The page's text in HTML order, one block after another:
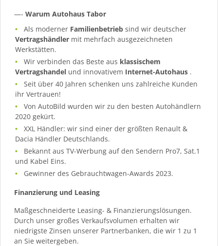
—- Warum Autohaus Tabor
Als moderner Familienbetrieb sind wir deutscher
Vertragshändler mit mehrfach ausgezeichneten
Werkstätten.
Wir verbinden das Beste aus klassischem
Vertragshandel und innovativem Internet-Autohaus .
Seit über 40 Jahren schenken uns zahlreiche Kunden
ihr Vertrauen!
Von AutoBild wurden wir zu den besten Autohändlern
2020 gekürt.
XXL Händler: wir sind einer der größten Renault &
Dacia Händler Deutschlands.
Bekannt aus TV-Werbung auf den Sendern Pro7, Sat.1
und Kabel Eins.
Gewinner des Gebrauchtwagen-Awards 2023.
Finanzierung und Leasing
Maßgeschneiderte Leasing- & Finanzierungslösungen.
Durch unser großes Verkaufsvolumen erhalten wir
niedrigste Zinsen unserer Partnerbanken, die wir 1 zu 1
an Sie weitergeben.